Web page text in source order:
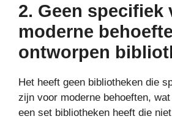
2. Geen specifiek
moderne
ontworpen
Het heeft geen bibliotheken die
zijn voor moderne behoeften,
een set bibliotheken heeft die